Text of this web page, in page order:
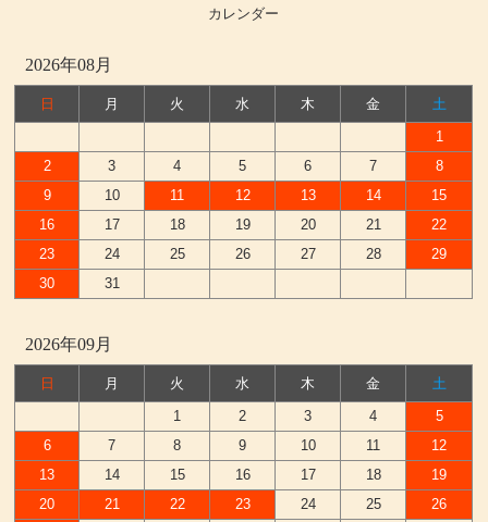
カレンダー
2026年08月
日 月 火 水 木 金
土
1
2
3 4 5 6 7
8
9
10 11 12 13 14
15
16
17 18 19 20 21
22
23
24 25 26 27 28
29
30
31
2026年09月
日 月 火 水 木 金
土
1
2 3 4
5
6
7 8 9 10 11
12
13
14 15 16 17 18
19
20
21 22 23 24 25
26